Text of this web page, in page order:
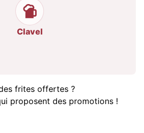
Clavel
frites offertes ?
proposent des promotions !